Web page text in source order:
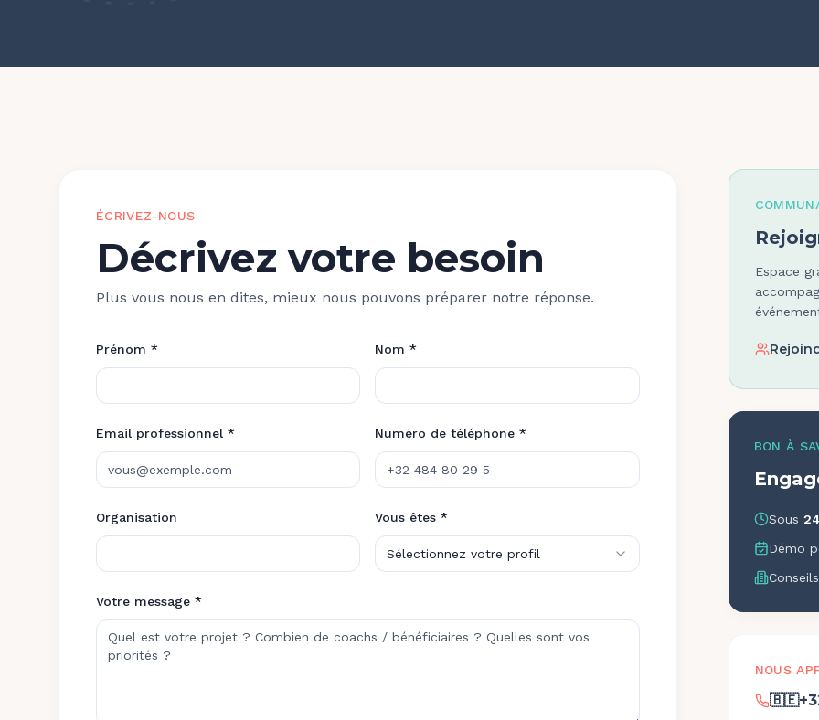
ÉCRIVEZ-NOUS
Décrivez votre besoin
Plus vous nous en dites, mieux nous pouvons préparer notre réponse.
Prénom * Nom *
Email professionnel * Numéro de téléphone *
Organisation Vous êtes *
Sélectionnez votre profil
Votre message *
Espace
BON À
Sous
Démo
NOUS
🇧🇪